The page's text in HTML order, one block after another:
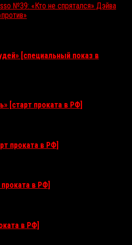
№39: «Кто не спрятался» Дэйва
[специальный показ в
[старт проката в РФ]
проката в РФ]
в РФ]
в РФ]